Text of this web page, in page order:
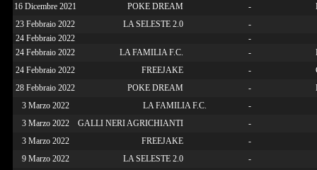
16 Dicembre 2021
POKE DREAM -
23 Febbraio 2022
LA SELESTE 2.0
-
24 Febbraio 2022
-
24 Febbraio 2022
LA FAMILIA F.C. -
24 Febbraio 2022
FREEJAKE -
28 Febbraio 2022
POKE DREAM -
3 Marzo 2022
LA FAMILIA F.C.
-
3 Marzo 2022
GALLI NERI AGRICHIANTI
-
3 Marzo 2022
FREEJAKE
-
9 Marzo 2022
LA SELESTE 2.0
-